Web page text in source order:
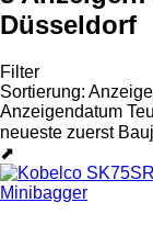
Düsseldorf
Filter
Sortierung:
Anzeigendatum
neueste zuerst
⬈